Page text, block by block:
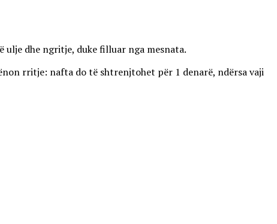
ulje dhe ngritje, duke filluar nga mesnata.
rritje: nafta do të shtrenjtohet për 1 denarë, ndërsa vaji